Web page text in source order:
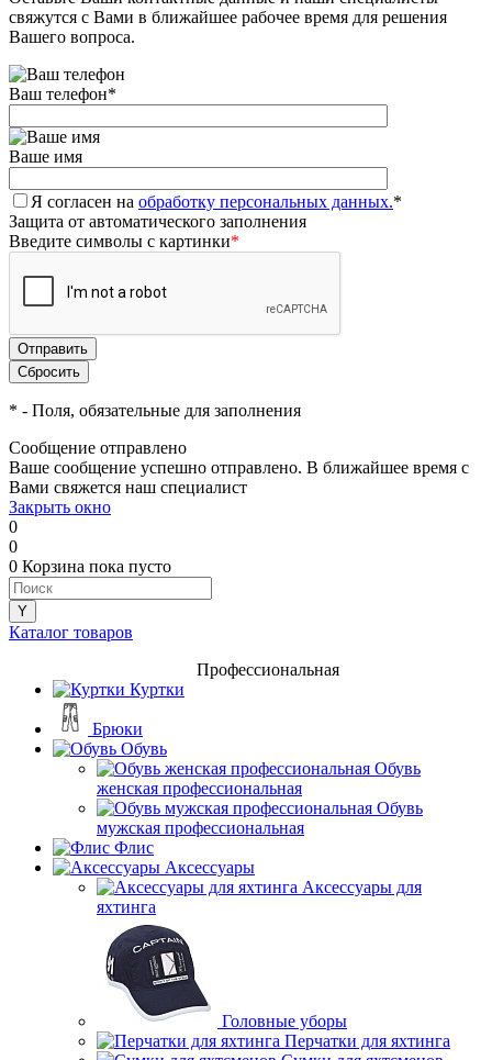
свяжутся с Вами в ближайшее рабочее время для решения
Вашего вопроса.
Ваш телефон*
Ваше имя
Я согласен на обработку персональных данных.*
Защита от автоматического заполнения
Введите символы с картинки*
* - Поля, обязательные для заполнения
Сообщение отправлено
Ваше сообщение успешно отправлено. В ближайшее время с
Вами свяжется наш специалист
Закрыть окно
0
0
0 Корзина пока пусто
Каталог товаров
Профессиональная
Куртки
Брюки
Обувь
Обувь
женская профессиональная
Обувь
мужская профессиональная
Флис
Аксессуары
Аксессуары для
яхтинга
Головные уборы
Перчатки для яхтинга